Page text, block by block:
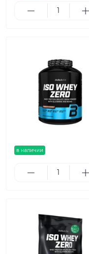
в наличии